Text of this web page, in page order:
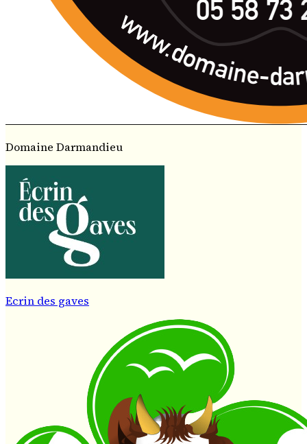
Domaine Darmandieu
Ecrin des gaves